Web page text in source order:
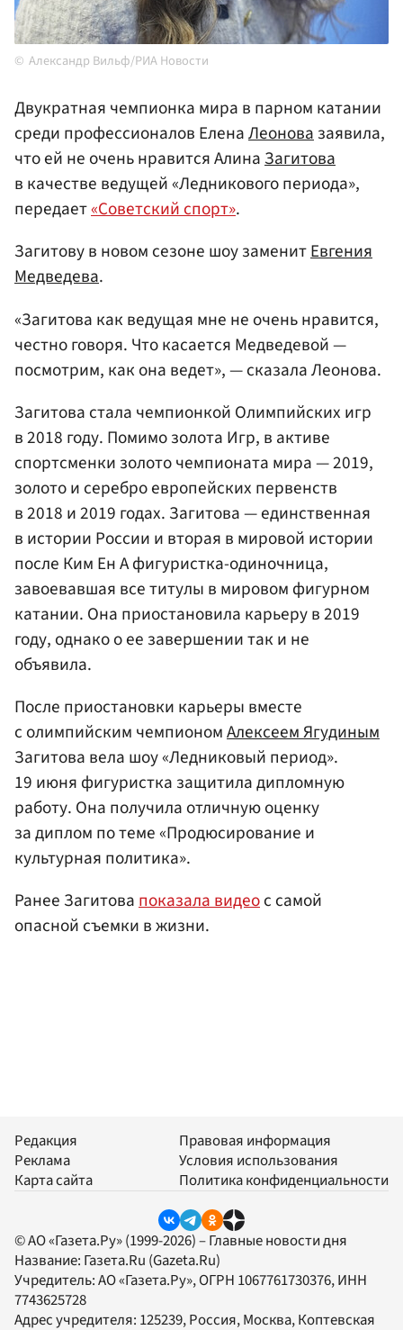
Александр Вильф/РИА Новости
Двукратная чемпионка мира в парном катании
среди профессионалов ЕленаЛеоновазаявила,
что ей не очень нравится АлинаЗагитова
в качестве ведущей «Ледникового периода»,
передает«Советский спорт».
Загитову в новом сезоне шоу заменитЕвгения
Медведева.
«Загитова как ведущая мне не очень нравится,
честно говоря. Что касается Медведевой —
посмотрим, как она ведет», — сказала Леонова.
Загитова стала чемпионкой Олимпийских игр
в 2018 году. Помимо золота Игр, в активе
спортсменки золото чемпионата мира — 2019,
золото и серебро европейских первенств
в 2018 и 2019 годах. Загитова — единственная
в истории России и вторая в мировой истории
после Ким Ен А фигуристка-одиночница,
завоевавшая все титулы в мировом фигурном
катании. Она приостановила карьеру в 2019
году, однако о ее завершении так и не
объявила.
После приостановки карьеры вместе
с олимпийским чемпиономАлексеем Ягудиным
Загитова вела шоу «Ледниковый период».
19 июня фигуристка защитила дипломную
работу. Она получила отличную оценку
за диплом по теме «Продюсирование и
культурная политика».
Ранее Загитовапоказала видеос самой
опасной съемки в жизни.
Редакция
Реклама
Карта сайта
Правовая информация
Условия использования
Политика конфиденциальности
© АО «Газета.Ру» (1999-2026) – Главные новости дня
Название: Газета.Ru (Gazeta.Ru)
Учредитель:АО «Газета.Ру», ОГРН 1067761730376, ИНН
7743625728
Адрес учредителя: 125239, Россия, Москва, Коптевская